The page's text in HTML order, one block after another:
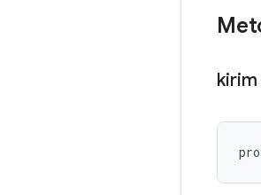
kirim